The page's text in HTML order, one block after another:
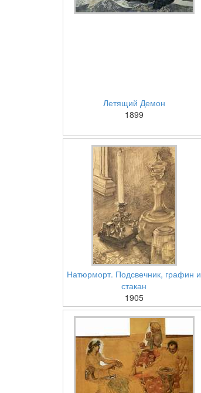
Летящий Демон
1899
Натюрморт. Подсвечник, графин и
стакан
1905